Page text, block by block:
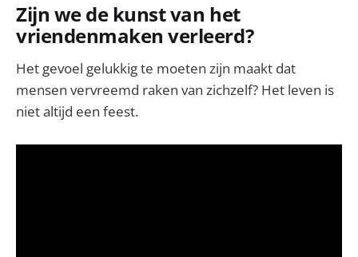
Zijn we de kunst van het
vriendenmaken verleerd?
Het gevoel gelukkig te moeten zijn maakt dat
mensen vervreemd raken van zichzelf? Het leven is
niet altijd een feest.